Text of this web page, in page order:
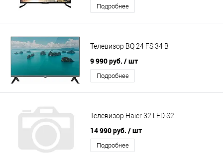
Подробнее
Телевизор BQ 24 FS 34 B
9 990 руб. / шт
Подробнее
Телевизор Haier 32 LED S2
14 990 руб. / шт
Подробнее